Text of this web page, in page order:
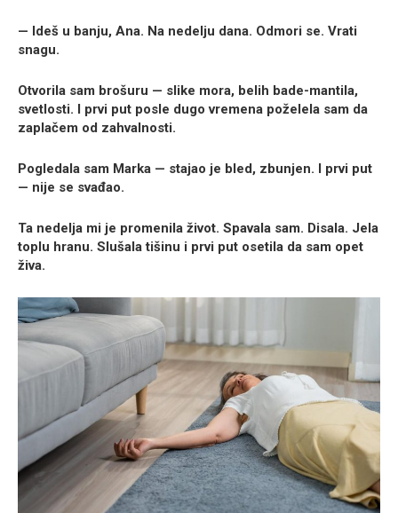
— Ideš u banju, Ana. Na nedelju dana. Odmori se. Vrati
snagu.
Otvorila sam brošuru — slike mora, belih bade-mantila,
svetlosti. I prvi put posle dugo vremena poželela sam da
zaplačem od zahvalnosti.
Pogledala sam Marka — stajao je bled, zbunjen. I prvi put
— nije se svađao.
Ta nedelja mi je promenila život. Spavala sam. Disala. Jela
toplu hranu. Slušala tišinu i prvi put osetila da sam opet
živa.